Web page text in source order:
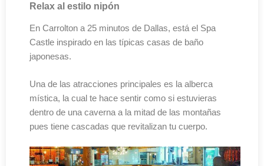
Relax al estilo nipón
En Carrolton a 25 minutos de Dallas, está el Spa
Castle inspirado en las típicas casas de baño
japonesas.
Una de las atracciones principales es la alberca
mística, la cual te hace sentir como si estuvieras
dentro de una caverna a la mitad de las montañas
pues tiene cascadas que revitalizan tu cuerpo.